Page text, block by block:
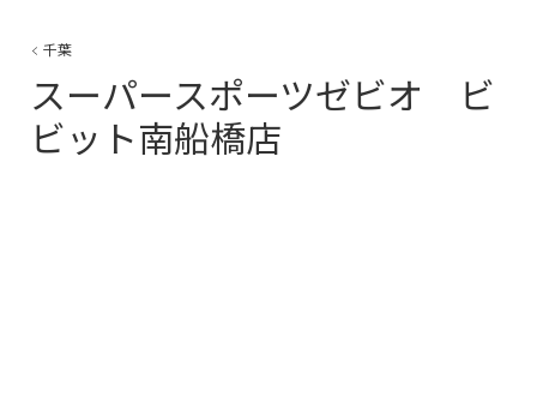
千葉
スーパースポーツゼビオ ビ
ビット南船橋店